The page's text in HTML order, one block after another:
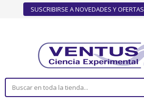
SUSCRIBIRSE A NOVEDADES Y OFERTAS